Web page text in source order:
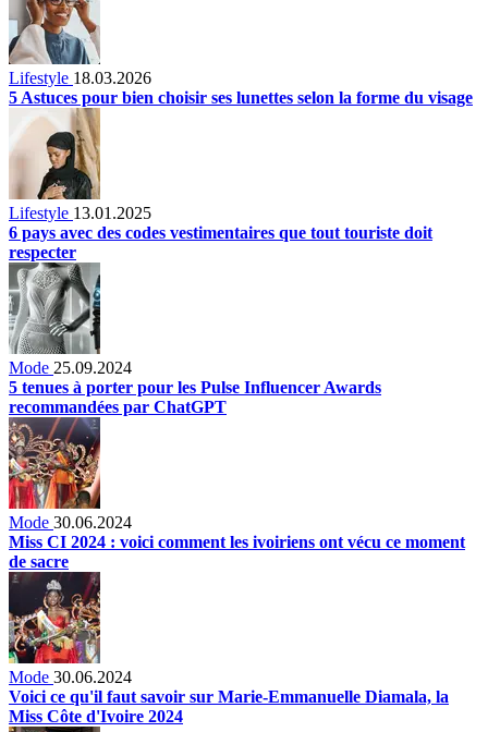
Lifestyle 18.03.2026
5 Astuces pour bien choisir ses lunettes selon la forme du visage
Lifestyle 13.01.2025
6 pays avec des codes vestimentaires que tout touriste doit
respecter
Mode 25.09.2024
5 tenues à porter pour les Pulse Influencer Awards
recommandées par ChatGPT
Mode 30.06.2024
Miss CI 2024 : voici comment les ivoiriens ont vécu ce moment
de sacre
Mode 30.06.2024
Voici ce qu'il faut savoir sur Marie-Emmanuelle Diamala, la
Miss Côte d'Ivoire 2024